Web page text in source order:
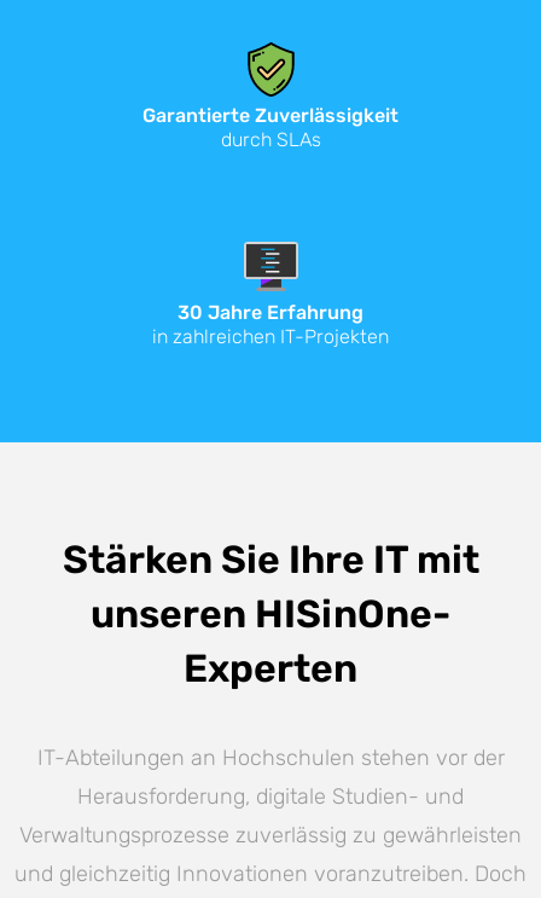
Garantierte Zuverlässigkeit
durch SLAs
30 Jahre Erfahrung
in zahlreichen IT-Projekten
Stärken Sie Ihre IT mit
unseren HISinOne-
Experten
IT-Abteilungen an Hochschulen stehen vor der
Herausforderung, digitale Studien- und
Verwaltungsprozesse zuverlässig zu gewährleisten
und gleichzeitig Innovationen voranzutreiben. Doch